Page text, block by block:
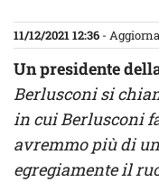
11/12/2021 12:36 -
Un presidente
Berlusconi si
in cui Berlusconi
avremmo più di
egregiamente il